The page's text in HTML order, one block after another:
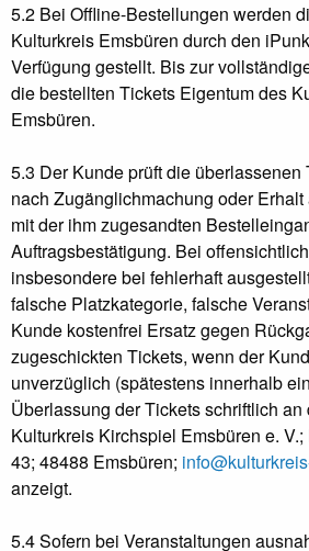
5.2 Bei Offline-Bestellungen werden
Kulturkreis Emsbüren durch den
Verfügung gestellt. Bis zur
die bestellten Tickets Eigentum des
Emsbüren.
5.3 Der Kunde prüft die überlassenen
nach Zugänglichmachung oder
mit der ihm zugesandten
Auftragsbestätigung. Bei
insbesondere bei fehlerhaft
falsche Platzkategorie, falsche
Kunde kostenfrei Ersatz gegen
zugeschickten Tickets, wenn der
unverzüglich (spätestens innerhalb
Überlassung der Tickets schriftlich an
Kulturkreis Kirchspiel Emsbüren e. V.;
43; 48488 Emsbüren;
anzeigt.
5.4 Sofern bei Veranstaltungen